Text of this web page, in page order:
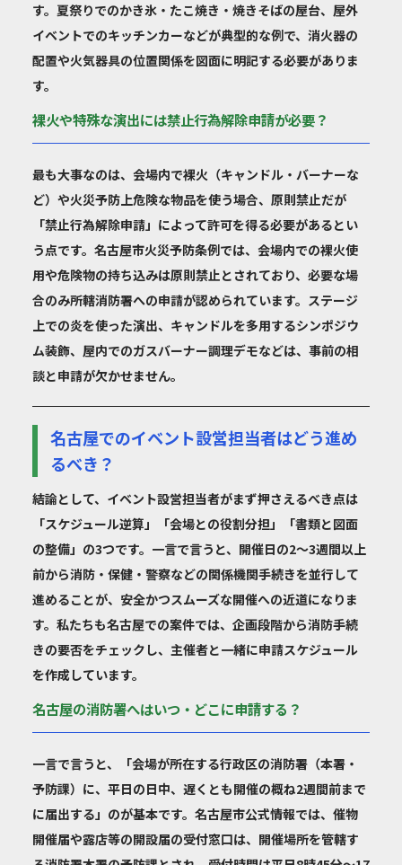
す。夏祭りでのかき氷・たこ焼き・焼きそばの屋台、屋外
イベントでのキッチンカーなどが典型的な例で、消火器の
配置や火気器具の位置関係を図面に明記する必要がありま
す。
裸火や特殊な演出には禁止行為解除申請が必要？
最も大事なのは、会場内で裸火（キャンドル・バーナーな
ど）や火災予防上危険な物品を使う場合、原則禁止だが
「禁止行為解除申請」によって許可を得る必要があるとい
う点です。名古屋市火災予防条例では、会場内での裸火使
用や危険物の持ち込みは原則禁止とされており、必要な場
合のみ所轄消防署への申請が認められています。ステージ
上での炎を使った演出、キャンドルを多用するシンポジウ
ム装飾、屋内でのガスバーナー調理デモなどは、事前の相
談と申請が欠かせません。
名古屋でのイベント設営担当者はどう進め
るべき？
結論として、イベント設営担当者がまず押さえるべき点は
「スケジュール逆算」「会場との役割分担」「書類と図面
の整備」の3つです。一言で言うと、開催日の2〜3週間以上
前から消防・保健・警察などの関係機関手続きを並行して
進めることが、安全かつスムーズな開催への近道になりま
す。私たちも名古屋での案件では、企画段階から消防手続
きの要否をチェックし、主催者と一緒に申請スケジュール
を作成しています。
名古屋の消防署へはいつ・どこに申請する？
一言で言うと、「会場が所在する行政区の消防署（本署・
予防課）に、平日の日中、遅くとも開催の概ね2週間前まで
に届出する」のが基本です。名古屋市公式情報では、催物
開催届や露店等の開設届の受付窓口は、開催場所を管轄す